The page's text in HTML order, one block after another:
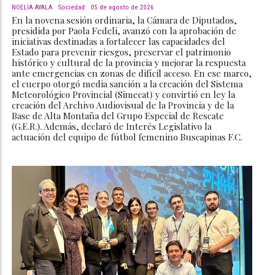
NOELIA AYALA Sociedad 05 de agosto de 2026
En la novena sesión ordinaria, la Cámara de Diputados,
presidida por Paola Fedeli, avanzó con la aprobación de
iniciativas destinadas a fortalecer las capacidades del
Estado para prevenir riesgos, preservar el patrimonio
histórico y cultural de la provincia y mejorar la respuesta
ante emergencias en zonas de difícil acceso. En ese marco,
el cuerpo otorgó media sanción a la creación del Sistema
Meteorológico Provincial (Simecat) y convirtió en ley la
creación del Archivo Audiovisual de la Provincia y de la
Base de Alta Montaña del Grupo Especial de Rescate
(G.E.R.). Además, declaró de Interés Legislativo la
actuación del equipo de fútbol femenino Buscapinas F.C.